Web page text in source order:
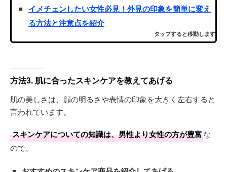
イメチェンしたい女性必見！外見の印象を簡単に変え
る方法と注意点を紹介
タップすると移動します
方法3. 肌に合ったスキンケアを教えてあげる
肌の美しさは、顔の明るさや表情の印象を大きく左右すると
言われています。
スキンケアについての知識は、男性より女性の方が豊富な
ので、